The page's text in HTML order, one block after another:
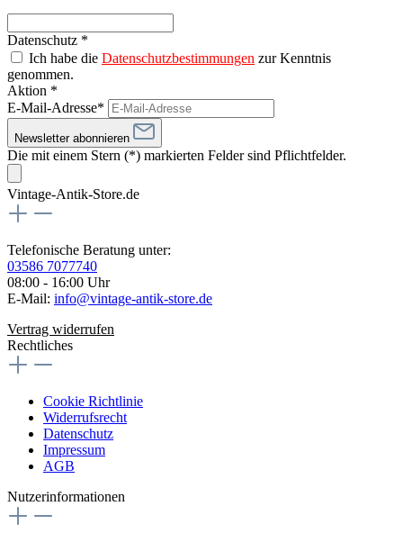
Datenschutz *
Ich habe die Datenschutzbestimmungen zur Kenntnis
genommen.
Aktion *
E-Mail-Adresse*
Newsletter abonnieren
Die mit einem Stern (*) markierten Felder sind Pflichtfelder.
Vintage-Antik-Store.de
Telefonische Beratung unter:
03586 7077740
08:00 - 16:00 Uhr
E-Mail: info@vintage-antik-store.de
Vertrag widerrufen
Rechtliches
Cookie Richtlinie
Widerrufsrecht
Datenschutz
Impressum
AGB
Nutzerinformationen